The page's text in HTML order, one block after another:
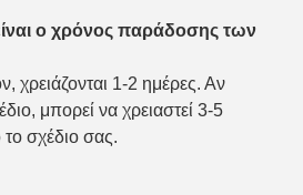
ο χρόνος παράδοσης των
χρειάζονται 1-2 ημέρες. Αν
μπορεί να χρειαστεί 3-5
το σχέδιο σας.